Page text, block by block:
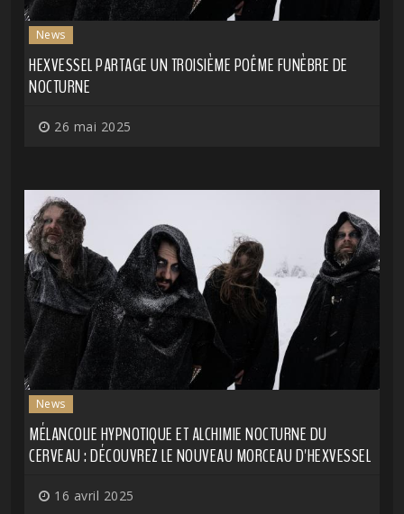
News
HEXVESSEL PARTAGE UN TROISIÈME POÊME FUNÈBRE DE
NOCTURNE
26 mai 2025
News
MÉLANCOLIE HYPNOTIQUE ET ALCHIMIE NOCTURNE DU
CERVEAU : DÉCOUVREZ LE NOUVEAU MORCEAU D'HEXVESSEL
16 avril 2025